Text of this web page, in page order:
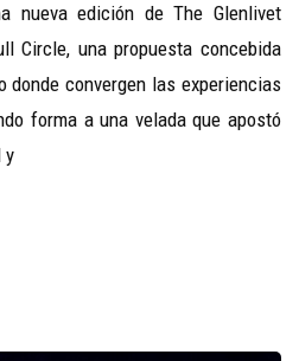
nueva edición de The Glenlivet
Circle, una propuesta concebida
donde convergen las experiencias
forma a una velada que apostó
y